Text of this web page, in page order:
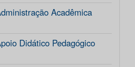
Acadêmica
Didático Pedagógico